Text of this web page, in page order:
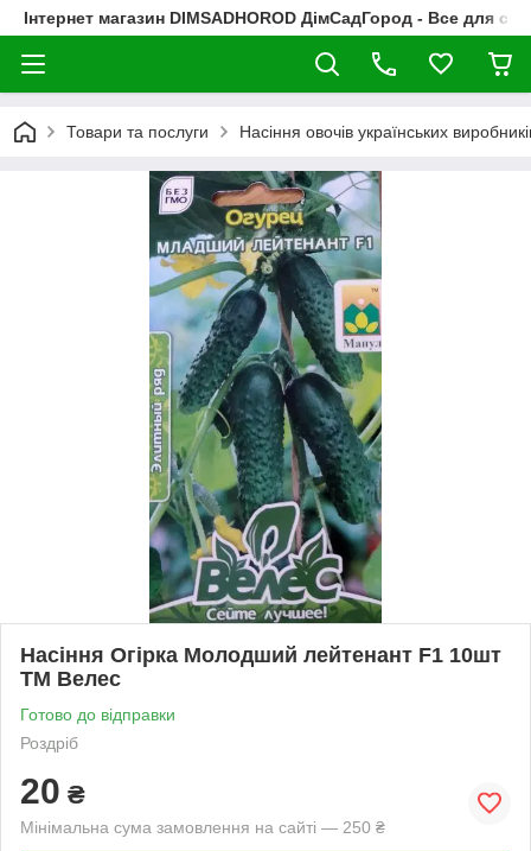
Інтернет магазин DIMSADHOROD ДімСадГород - Все для
Товари та послуги Насіння овочів українських
Насіння Огірка Молодший лейтенант F1 10шт
ТМ Велес
Готово до відправки
Роздріб
20 ₴
Мінімальна сума замовлення на сайті — 250 ₴